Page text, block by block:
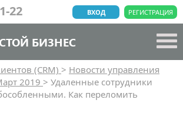
22 РЕГИСТРАЦИЯ
ВХОД
БИЗНЕС
(CRM) > Новости управления
2019 > Удаленные сотрудники
Как переломить